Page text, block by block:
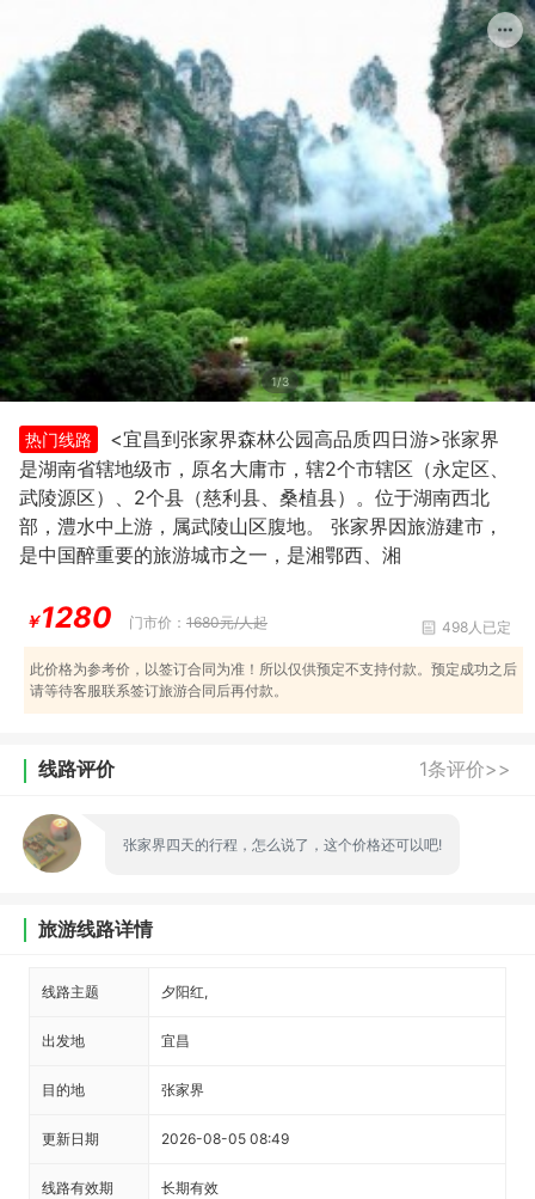
1/3
热门线路
<宜昌到张家界森林公园高品质四日游>张家界
是湖南省辖地级市，原名大庸市，辖2个市辖区（永定区、
武陵源区）、2个县（慈利县、桑植县）。位于湖南西北
部，澧水中上游，属武陵山区腹地。 张家界因旅游建市，
是中国醉重要的旅游城市之一，是湘鄂西、湘
￥1280 门市价： 1680元/人起 498人已定
此价格为参考价，以签订合同为准！所以仅供预定不支持付款。预定成功之后
请等待客服联系签订旅游合同后再付款。
线路评价 1条评价>>
张家界四天的行程，怎么说了，这个价格还可以吧!
旅游线路详情
线路主题 夕阳红,
出发地 宜昌
目的地 张家界
更新日期 2026-08-05 08:49
线路有效期 长期有效